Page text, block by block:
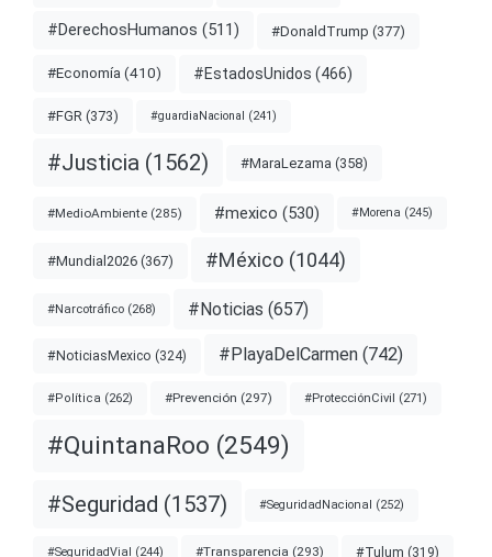
#DerechosHumanos (511) #DonaldTrump (377)
#Economía (410) #EstadosUnidos (466)
#FGR (373) #guardiaNacional (241)
#Justicia (1562) #MaraLezama (358)
#MedioAmbiente (285) #mexico (530) #Morena (245)
#Mundial2026 (367) #México (1044)
#Narcotráfico (268) #Noticias (657)
#NoticiasMexico (324) #PlayaDelCarmen (742)
#Política (262) #Prevención (297) #ProtecciónCivil (271)
#QuintanaRoo (2549)
#Seguridad (1537) #SeguridadNacional (252)
#SeguridadVial (244) #Transparencia (293) #Tulum (319)